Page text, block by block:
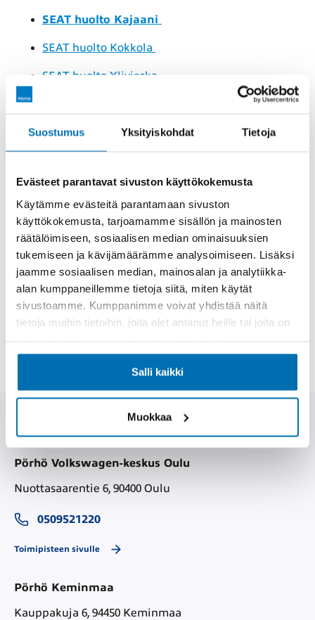
Suostumus Yksityiskohdat Tietoja
Evästeet parantavat sivuston käyttökokemusta
Käytämme evästeitä parantamaan sivuston
käyttökokemusta, tarjoamamme sisällön ja mainosten
räätälöimiseen, sosiaalisen median ominaisuuksien
tukemiseen ja kävijämäärämme analysoimiseen. Lisäksi
jaamme sosiaalisen median, mainosalan ja analytiikka-
alan kumppaneillemme tietoja siitä, miten käytät
sivustoamme. Kumppanimme voivat yhdistää näitä
tietoja muihin tietoihin, joita olet antanut heille tai joita on
Salli kaikki
Muokkaa
SEAT huolto Kajaani
SEAT huolto Kokkola
SEAT huolto Ylivieska
Asiantuntevaa SEAT-
autohuoltoa – Pörhö pitää
autostasi huolta
ja ymmärrämme niiden erityisvaatimukset. Voit
huoletta jättää autosi asiantuntijoidemme käsiin, sillä
meillä autosi on aina parhaissa mahdollisissa
käsissä.Kun huollat SEAT-autosi luotettavassa ja
laadukkaassa merkkihuollossamme, varmistat että
myös autosi takuu jaSEAT Liikkumisturvapysyvät
voimassa.
Pörhö SEAT-huolto
Pörhö Volkswagen-keskus Oulu
Nuottasaarentie 6, 90400 Oulu
0509521220
Toimipisteen sivulle
Pörhö Keminmaa
Kauppakuja 6, 94450 Keminmaa